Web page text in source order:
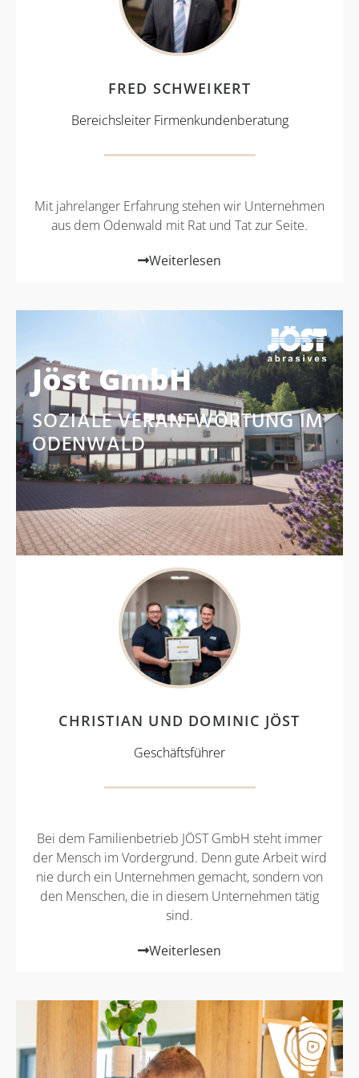
FRED SCHWEIKERT
Bereichsleiter Firmenkundenberatung
Mit jahrelanger Erfahrung stehen wir Unternehmen
aus dem Odenwald mit Rat und Tat zur Seite.
Weiterlesen
CHRISTIAN UND DOMINIC JÖST
Geschäftsführer
Bei dem Familienbetrieb JÖST GmbH steht immer
der Mensch im Vordergrund. Denn gute Arbeit wird
nie durch ein Unternehmen gemacht, sondern von
den Menschen, die in diesem Unternehmen tätig
sind.
Weiterlesen
Jöst GmbH
SOZIALE VERANTWORTUNG IM
ODENWALD